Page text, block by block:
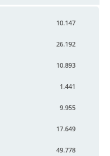
10.147
26.192
10.893
1.441
9.955
17.649
49.778